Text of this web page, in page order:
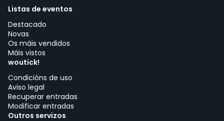
Listas de eventos
Destacado
Novas
Os máis vendidos
Máis vistos
woutick!
Condicións de uso
Aviso legal
Recuperar entradas
Modificar entradas
Outros servizos